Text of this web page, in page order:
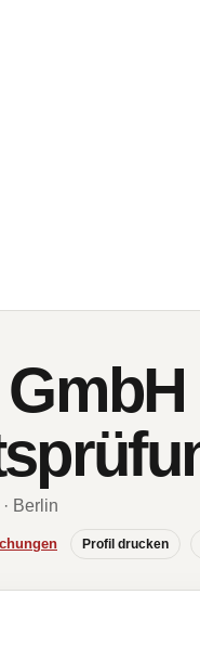
Berlin
Profil drucken